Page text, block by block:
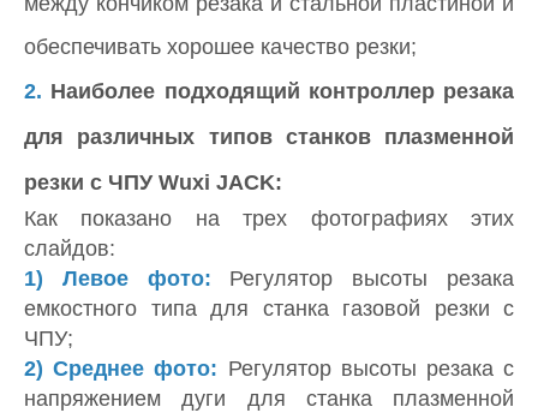
обеспечивать хорошее качество резки;
2. Наиболее подходящий контроллер резака
для различных типов станков плазменной
резки с ЧПУ Wuxi JACK:
Как показано на трех фотографиях этих
слайдов:
1) Левое фото:
Регулятор высоты резака
емкостного типа для станка газовой резки с
ЧПУ;
2) Среднее фото: Регулятор высоты резака с
напряжением дуги для станка плазменной